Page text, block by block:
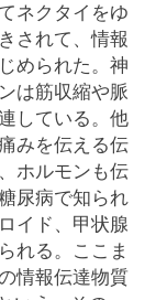
ネクタイをゆ
されて、情報
められた。神
は筋収縮や脈
している。他
みを伝える伝
ホルモンも伝
尿病で知られ
イド、甲状腺
れる。ここま
情報伝達物質